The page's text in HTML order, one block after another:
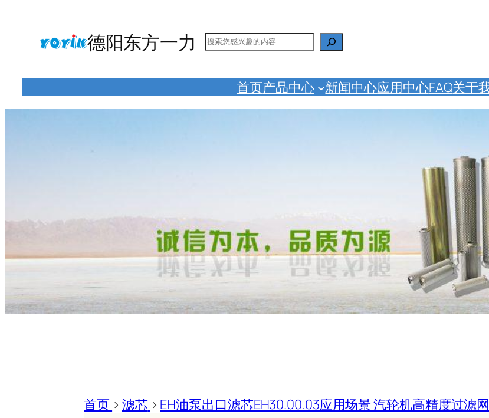
德阳东方一力
搜
首页产品中心 新闻中心应用中心FAQ关于
首页 > 滤芯 > EH油泵出口滤芯EH30.00.03应用场景 汽轮机高精度过滤网